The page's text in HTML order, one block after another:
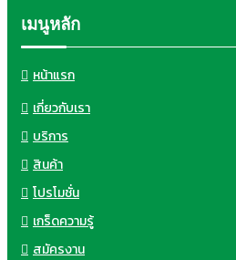
เมนูหลัก
หน้าแรก
เกี่ยวกับเรา
บริการ
สินค้า
โปรโมชั่น
เกร็ดความรู้
สมัครงาน